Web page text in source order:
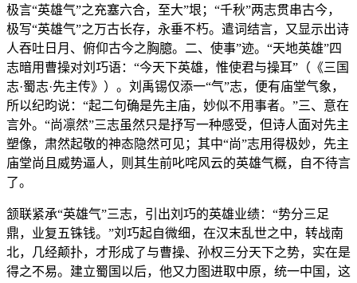
极言“英雄气”之充塞六合，至大”垠；“千秋”两志贯串古今，
极写“英雄气”之万古长存，永垂不朽。遣词结言，又显示出诗
人吞吐日月、俯仰古今之胸臆。二、使事”迹。“天地英雄”四
志暗用曹操对刘巧语：“今天下英雄，惟使君与操耳”（《三国
志·蜀志·先主传》）。刘禹锡仅添一“气”志，便有庙堂气象，
所以纪昀说：“起二句确是先主庙，妙似不用事者。”三、意在
言外。“尚凛然”三志虽然只是抒写一种感受，但诗人面对先主
塑像，肃然起敬的神态隐然可见；其中“尚”志用得极妙，先主
庙堂尚且威势逼人，则其生前叱咤风云的英雄气概，自不待言
了。
颔联紧承“英雄气”三志，引出刘巧的英雄业绩：“势分三足
鼎，业复五铢钱。”刘巧起自微细，在汉末乱世之中，转战南
北，几经颠扑，才形成了与曹操、孙权三分天下之势，实在是
得之不易。建立蜀国以后，他又力图进取中原，统一中国，这